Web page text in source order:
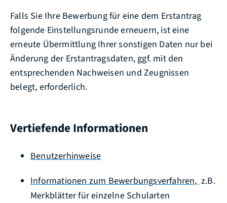
Falls Sie Ihre Bewerbung für eine dem Erstantrag
folgende Einstellungsrunde erneuern, ist eine
erneute Übermittlung Ihrer sonstigen Daten nur bei
Änderung der Erstantragsdaten, ggf. mit den
entsprechenden Nachweisen und Zeugnissen
belegt, erforderlich.
Vertiefende Informationen
Benutzerhinweise
Informationen zum Bewerbungsverfahren,z.B.
Merkblätter für einzelne Schularten